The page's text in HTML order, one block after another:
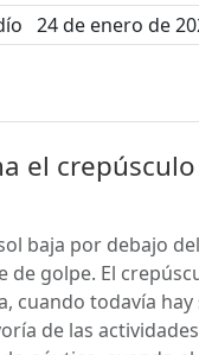
24 de enero de
el
baja por debajo
de golpe. El
cuando todavía
de las